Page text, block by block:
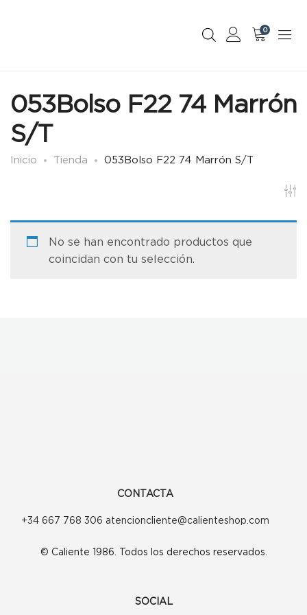
0
053Bolso F22 74 Marrón
S/T
Inicio Tienda 053Bolso F22 74 Marrón S/T
No se han encontrado productos que
coincidan con tu selección.
CONTACTA
+34 667 768 306 atencioncliente@calienteshop.com
© Caliente 1986. Todos los derechos reservados.
SOCIAL